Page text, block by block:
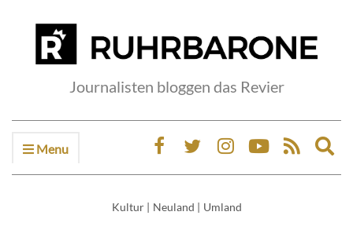
Journalisten bloggen das Revier
Menu
Kultur | Neuland | Umland